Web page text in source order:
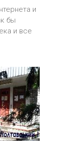
и
бы
и все